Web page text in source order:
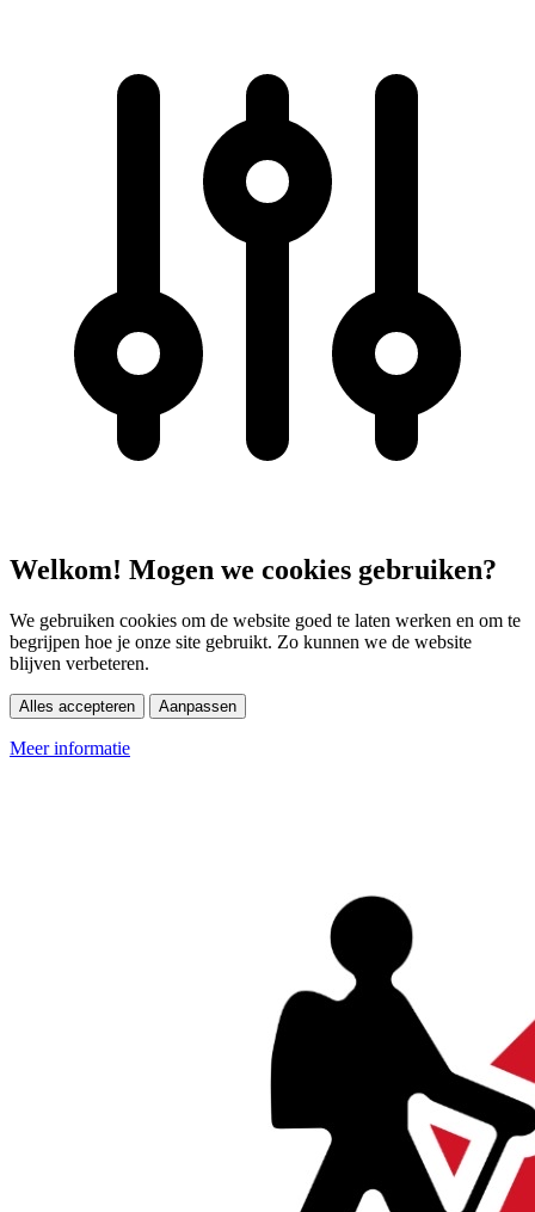
Welkom! Mogen we cookies gebruiken?
We gebruiken cookies om de website goed te laten werken en om te
begrijpen hoe je onze site gebruikt. Zo kunnen we de website
blijven verbeteren.
Alles accepteren Aanpassen
Meer informatie